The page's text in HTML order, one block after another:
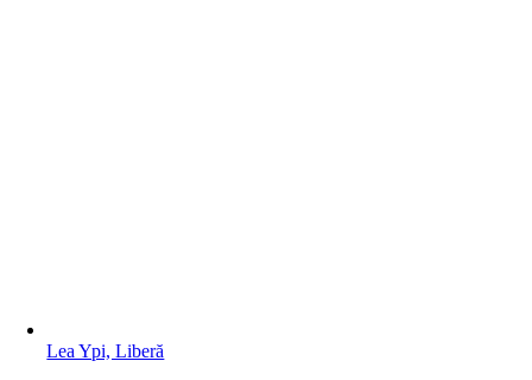
Lea Ypi, Liberă